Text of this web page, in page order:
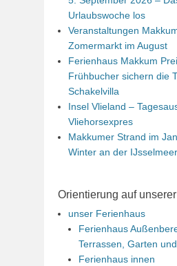
Urlaubswoche los
Veranstaltungen
Zomermarkt im August
Ferienhaus Makkum
Frühbucher sichern die
Schakelvilla
Insel Vlieland –
Vliehorsexpres
Makkumer Strand im
Winter an der
Orientierung auf
unser Ferienhaus
Ferienhaus
Terrassen, Garten
Ferienhaus innen